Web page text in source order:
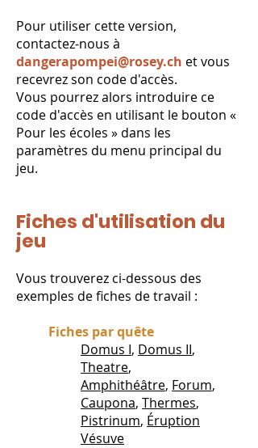
Pour utiliser cette version,
contactez-nous à
dangerapompei@rosey.ch et vous
recevrez son code d'accès.
Vous pourrez alors introduire ce
code d'accès en utilisant le bouton «
Pour les écoles » dans les
paramètres du menu principal du
jeu.
Fiches d'utilisation du
jeu
Vous trouverez ci-dessous des
exemples de fiches de travail :
Fiches par quête
Domus I, Domus II,
Theatre,
Amphithéâtre, Forum,
Caupona, Thermes,
Pistrinum, ​ Éruption
Vésuve